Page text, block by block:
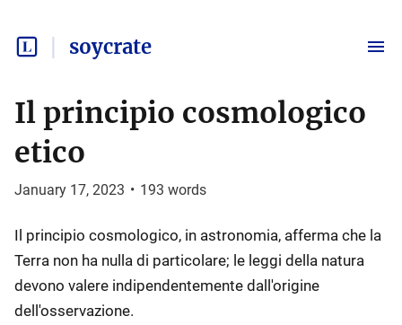
soycrate
Il principio cosmologico
etico
January 17, 2023 • 193 words
Il principio cosmologico, in astronomia, afferma che la
Terra non ha nulla di particolare; le leggi della natura
devono valere indipendentemente dall'origine
dell'osservazione.